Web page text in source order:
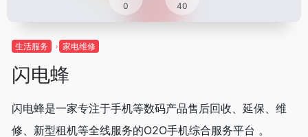
0 40
生活服务 家电维修
闪电蜂
闪电蜂是一家专注于手机等数码产品售后回收、延保、维
修、新型租机等全线服务的O2O手机综合服务平台 。